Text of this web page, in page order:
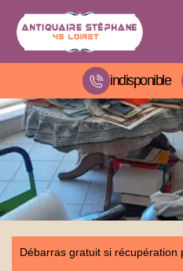
indisponible
Débarras gratuit si récupération